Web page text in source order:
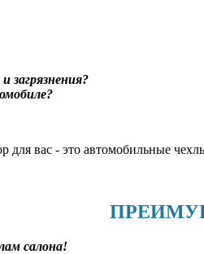
для вас - это автомобильные
салона!